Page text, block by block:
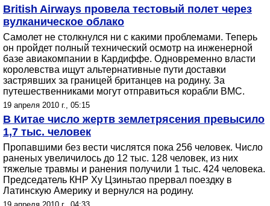
British Airways провела тестовый полет через
вулканическое облако
Самолет не столкнулся ни с какими проблемами. Теперь
он пройдет полный технический осмотр на инженерной
базе авиакомпании в Кардиффе. Одновременно власти
королевства ищут альтернативные пути доставки
застрявших за границей британцев на родину. За
путешественниками могут отправиться корабли ВМС.
19 апреля 2010 г., 05:15
В Китае число жертв землетрясения превысило
1,7 тыс. человек
Пропавшими без вести числятся пока 256 человек. Число
раненых увеличилось до 12 тыс. 128 человек, из них
тяжелые травмы и ранения получили 1 тыс. 424 человека.
Председатель КНР Ху Цзиньтао прервал поездку в
Латинскую Америку и вернулся на родину.